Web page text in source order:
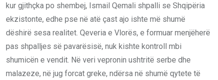
kur gjithçka po shembej, Ismail Qemali shpalli se Shqipëria
ekzistonte, edhe pse në atë çast ajo ishte më shumë
dëshirë sesa realitet. Qeveria e Vlorës, e formuar menjëherë
pas shpalljes së pavarësisë, nuk kishte kontroll mbi
shumicën e vendit. Në veri vepronin ushtritë serbe dhe
malazeze, në jug forcat greke, ndërsa në shumë qytete të